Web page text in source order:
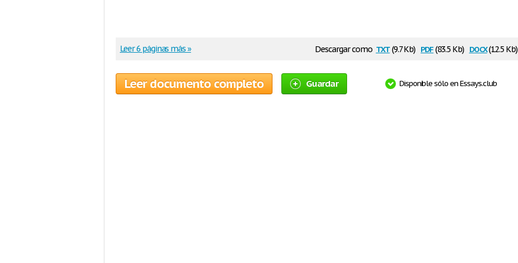
Descargar como txt(9.7 Kb) pdf(83.5 Kb) docx(12.5 Kb)
Leer 6 páginas más »
Leer documento completo Guardar Disponible sólo en Essays.club